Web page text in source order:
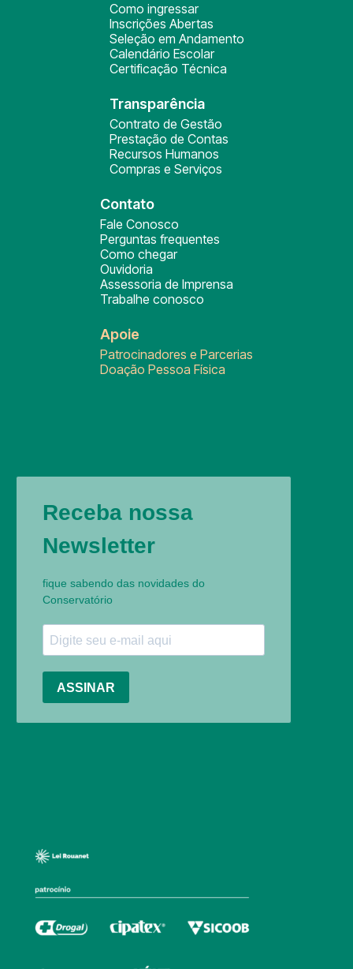
Como ingressar
Inscrições Abertas
Seleção em Andamento
Calendário Escolar
Certificação Técnica
Transparência
Contrato de Gestão
Prestação de Contas
Recursos Humanos
Compras e Serviços
Contato
Fale Conosco
Perguntas frequentes
Como chegar
Ouvidoria
Assessoria de Imprensa
Trabalhe conosco
Apoie
Patrocinadores e Parcerias
Doação Pessoa Física